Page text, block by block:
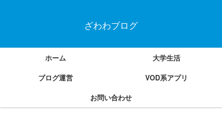
ざわわブログ
ホーム
大学生活
ブログ運営
VOD系アプリ
お問い合わせ